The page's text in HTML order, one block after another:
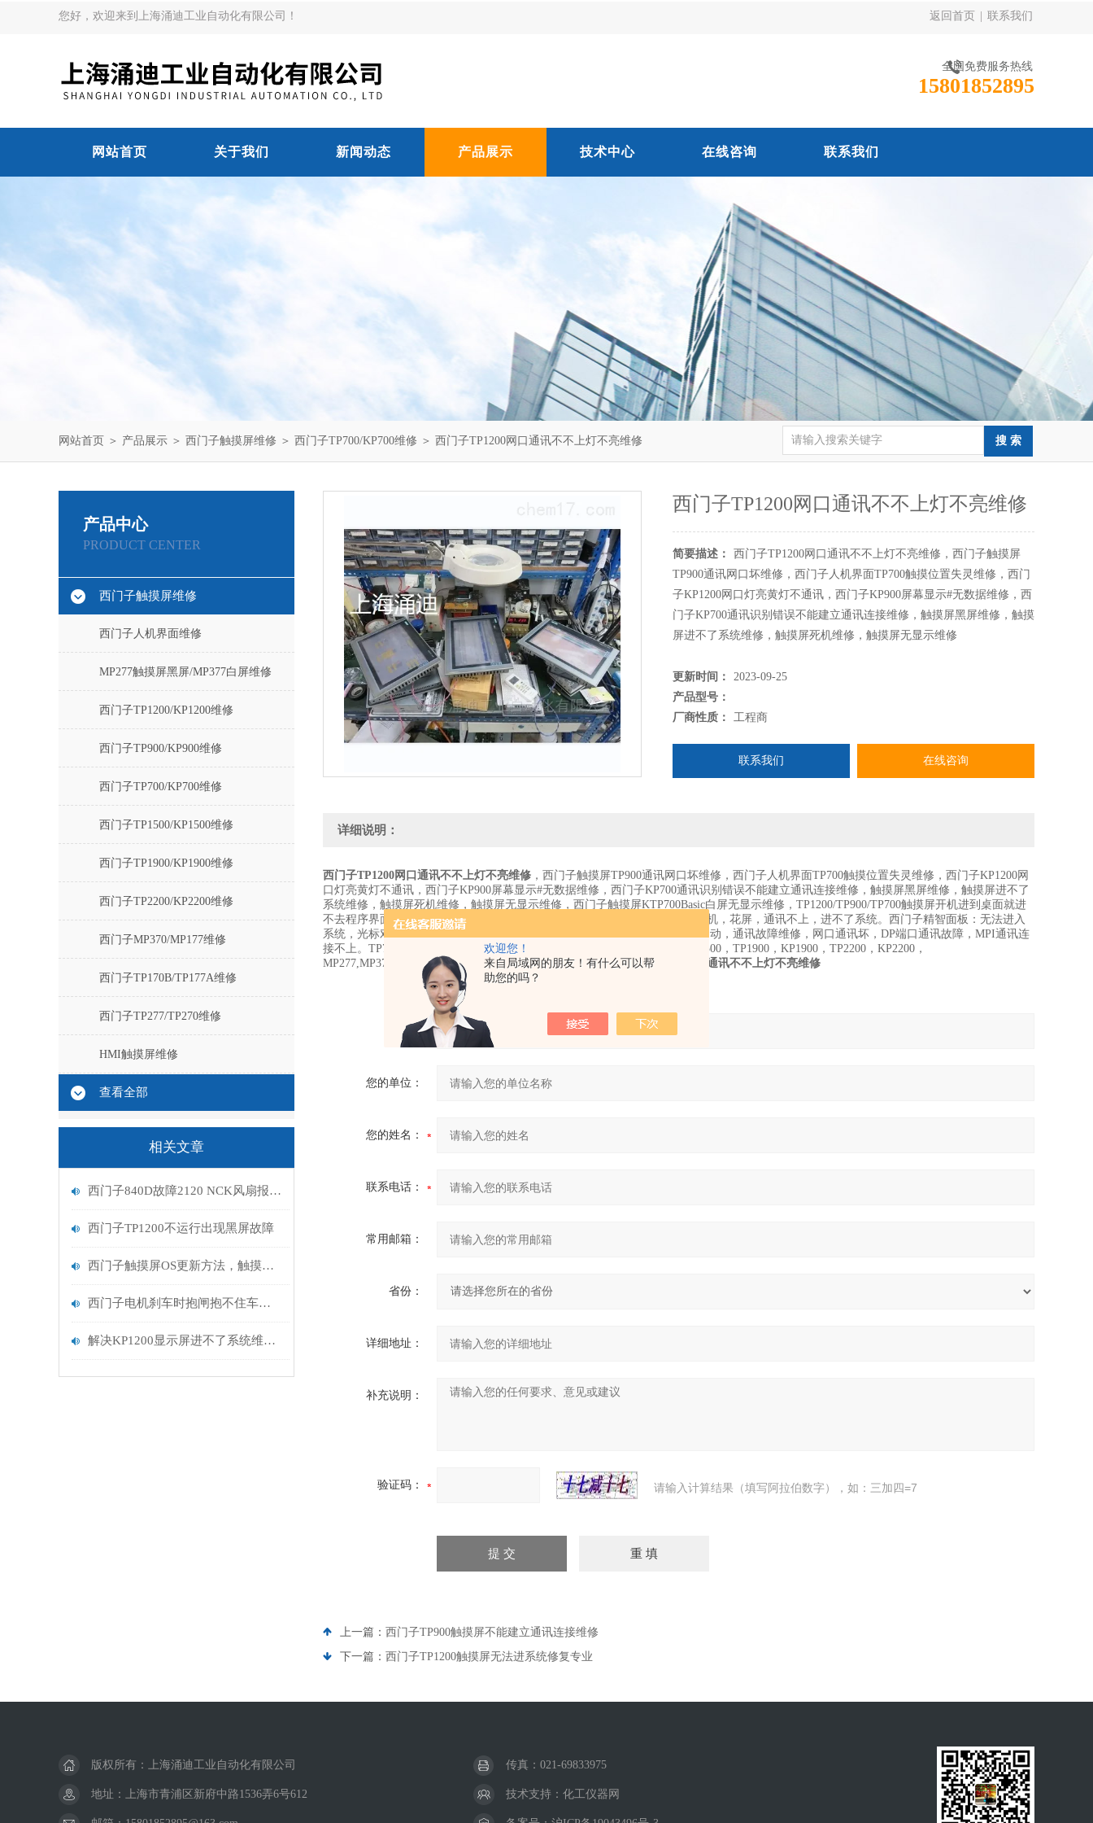
欢迎您！
来自局域网的朋友！有什么可以帮
助您的吗？
您好，欢迎来到上海涌迪工业自动化有限公司！ 返回首页 联系我们
全国免费服务热线
15801852895
网站首页 关于我们 新闻动态 产品展示 技术中心 在线咨询 联系我们
网站首页 ＞ 产品展示 ＞ 西门子触摸屏维修 ＞ 西门子TP700/KP700维修 ＞ 西门子TP1200网口通讯不不上灯不亮维修
产品中心
PRODUCT CENTER
西门子触摸屏维修
西门子人机界面维修
MP277触摸屏黑屏/MP377白屏维修
西门子TP1200/KP1200维修
西门子TP900/KP900维修
西门子TP700/KP700维修
西门子TP1500/KP1500维修
西门子TP1900/KP1900维修
西门子TP2200/KP2200维修
西门子MP370/MP177维修
西门子TP170B/TP177A维修
西门子TP277/TP270维修
HMI触摸屏维修
查看全部
相关文章
西门子840D故障2120 NCK风扇报警分析
西门子TP1200不运行出现黑屏故障
西门子触摸屏OS更新方法，触摸屏恢复出厂设置方法
西门子电机刹车时抱闸抱不住车问题分析
解决KP1200显示屏进不了系统维修的方法及建议
西门子TP1200网口通讯不不上灯不亮维修
简要描述：
西门子TP1200网口通讯不不上灯不亮维修，西门子触摸屏
TP900通讯网口坏维修，西门子人机界面TP700触摸位置失灵维修，西门
子KP1200网口灯亮黄灯不通讯，西门子KP900屏幕显示#无数据维修，西
门子KP700通讯识别错误不能建立通讯连接维修，触摸屏黑屏维修，触摸
屏进不了系统维修，触摸屏死机维修，触摸屏无显示维修
更新时间：
2023-09-25
产品型号：
厂商性质：
工程商
联系我们 在线咨询
详细说明：
西门子TP1200网口通讯不不上灯不亮维修 ，西门子触摸屏TP900通讯网口坏维修，西门子人机界面TP700触摸位置失灵维修，西门子KP1200网
口灯亮黄灯不通讯，西门子KP900屏幕显示#无数据维修，西门子KP700通讯识别错误不能建立通讯连接维修，触摸屏黑屏维修，触摸屏进不了
系统维修，触摸屏死机维修，触摸屏无显示维修，西门子触摸屏KTP700Basic白屏无显示维修，TP1200/TP900/TP700触摸屏开机进到桌面就进
不去程序界面了,人机界面黑屏，KTP900黑屏故障，触摸显示黑点，花斑，死机，花屏，通讯不上，进不了系统。西门子精智面板：无法进入
系统，光标对角来回移动后来就进入黑屏了。上电后提示无引导系统，重新启动，通讯故障维修，网口通讯坏，DP端口通讯故障，MPI通讯连
接不上。TP700，KP700，TP900，KP900，TP1200，KP1200，TP1500，KP1500，TP1900，KP1900，TP2200，KP2200，
MP277,MP377,OP270,TP270,MP370,TP277,TP170,TP177，西门子TP1200网口通讯不不上灯不亮维修
产品：
您的单位：
您的姓名：
联系电话：
常用邮箱：
省份：
详细地址：
补充说明：
验证码： 请输入计算结果（填写阿拉伯数字），如：三加四=7
上一篇： 西门子TP900触摸屏不能建立通讯连接维修
下一篇： 西门子TP1200触摸屏无法进系统修复专业
版权所有：上海涌迪工业自动化有限公司 传真：021-69833975
地址：上海市青浦区新府中路1536弄6号612 技术支持： 化工仪器网